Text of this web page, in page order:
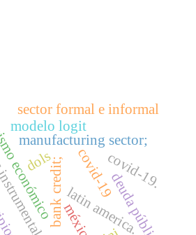
bank credit;
manufacturing sector;
latin america.
méxico
covid-19
dols
deuda pública
modelo logit
covid-19.
sector formal e informal